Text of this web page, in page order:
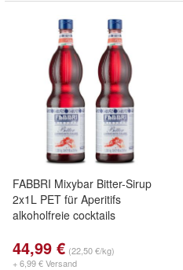
FABBRI Mixybar Bitter-Sirup
2x1L PET für Aperitifs
alkoholfreie cocktails
44,99 € (22,50 €/kg)
+ 6,99 € Versand